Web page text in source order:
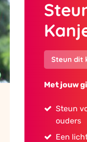
Steun dit
​​​​​​Met jouw
Steun
ouders
Een